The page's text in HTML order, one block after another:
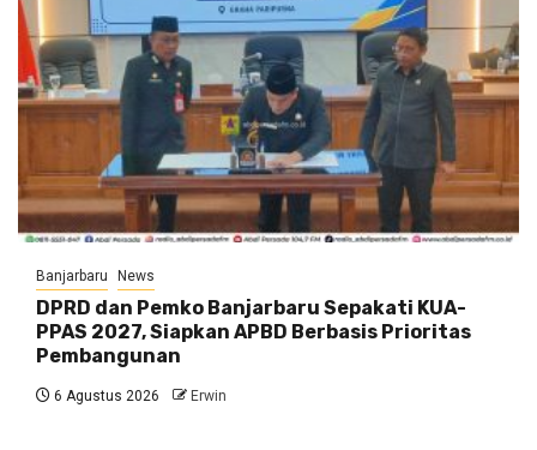
Banjarbaru News
DPRD dan Pemko Banjarbaru Sepakati KUA-
PPAS 2027, Siapkan APBD Berbasis Prioritas
Pembangunan
6 Agustus 2026 Erwin